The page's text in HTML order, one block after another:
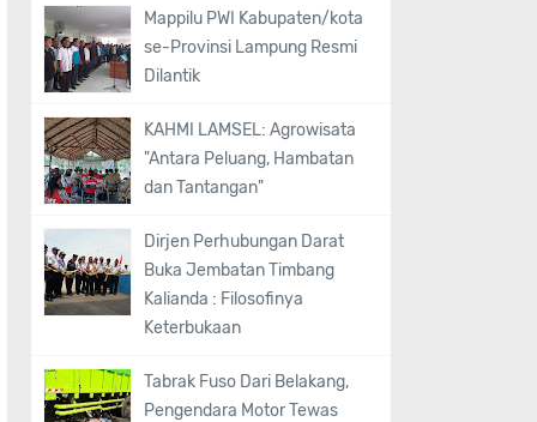
Mappilu PWI Kabupaten/kota
se-Provinsi Lampung Resmi
Dilantik
KAHMI LAMSEL: Agrowisata
"Antara Peluang, Hambatan
dan Tantangan"
Dirjen Perhubungan Darat
Buka Jembatan Timbang
Kalianda : Filosofinya
Keterbukaan
Tabrak Fuso Dari Belakang,
Pengendara Motor Tewas